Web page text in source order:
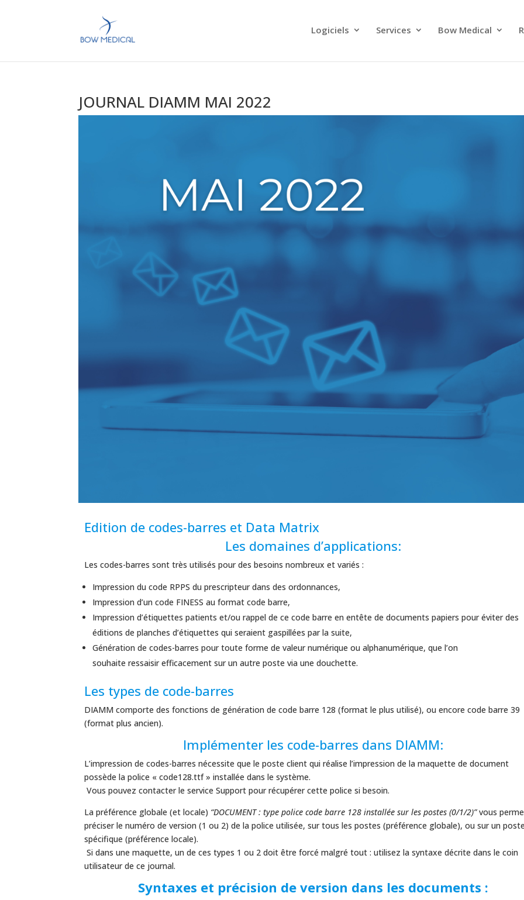
Logiciels Services Bow Medical
JOURNAL DIAMM MAI 2022
Edition de codes-barres et Data Matrix
Les domaines d’applications:
Les codes-barres sont très utilisés pour des besoins nombreux et variés :
Impression du code RPPS du prescripteur dans des ordonnances,
Impression d’un code FINESS au format code barre,
Impression d’étiquettes patients et/ou rappel de ce code barre en entête de documents papiers pour éviter des
éditions de planches d’étiquettes qui seraient gaspillées par la suite,
Génération de codes-barres pour toute forme de valeur numérique ou alphanumérique, que l’on
souhaite ressaisir efficacement sur un autre poste via une douchette.
Les types de code-barres
DIAMM comporte des fonctions de génération de code barre 128 (format le plus utilisé), ou encore code barre 39
(format plus ancien).
Implémenter les code-barres dans DIAMM:
L’impression de codes-barres nécessite que le poste client qui réalise l’impression de la maquette de document
possède la police « code128.ttf » installée dans le système.
Vous pouvez contacter le service Support pour récupérer cette police si besoin.
La préférence globale (et locale) “DOCUMENT : type police code barre 128 installée sur les postes (0/1/2)”vous
préciser le numéro de version (1 ou 2) de la police utilisée, sur tous les postes (préférence globale), ou sur un
spécifique (préférence locale).
Si dans une maquette, un de ces types 1 ou 2 doit être forcé malgré tout : utilisez la syntaxe décrite dans le coin
utilisateur de ce journal.
Syntaxes et précision de version dans les documents :